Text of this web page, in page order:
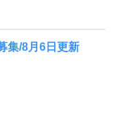
集/8月6日更新